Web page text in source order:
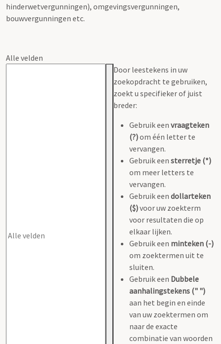
hinderwetvergunningen), omgevingsvergunningen,
bouwvergunningen etc.
Alle velden
Door leestekens in uw
zoekopdracht te gebruiken,
zoekt u specifieker of juist
breder:
Gebruik een vraagteken
(?)om één letter te
vervangen.
Gebruik een sterretje (*)
om meer letters te
vervangen.
Gebruik een dollarteken
($)voor uw zoekterm
voor resultaten die op
elkaar lijken.
Gebruik een minteken (-)
om zoektermen uit te
sluiten.
Gebruik een Dubbele
aanhalingstekens (" ")
aan het begin en einde
van uw zoektermen om
naar de exacte
combinatie van woorden